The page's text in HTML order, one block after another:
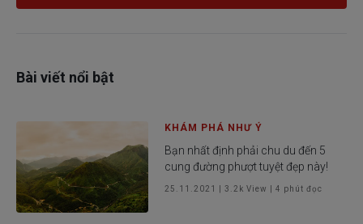
Bài viết nổi bật
KHÁM PHÁ NHƯ Ý
Bạn nhất định phải chu du đến 5
cung đường phượt tuyệt đẹp này!
25.11.2021 |3.2k View |4 phút đọc